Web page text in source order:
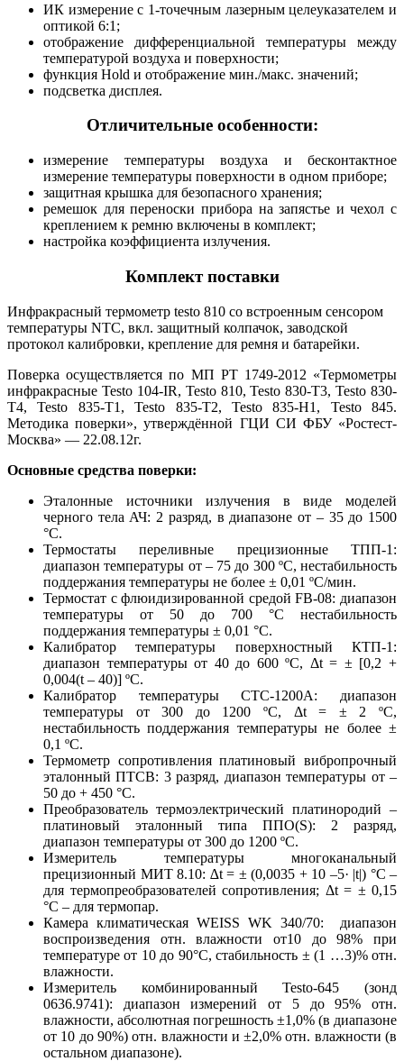
ИК измерение с 1-точечным лазерным целеуказателем и
оптикой 6:1;
отображение дифференциальной температуры между
температурой воздуха и поверхности;
функция Hold и отображение мин./макс. значений;
подсветка дисплея.
Отличительные особенности:
измерение температуры воздуха и бесконтактное
измерение температуры поверхности в одном приборе;
защитная крышка для безопасного хранения;
ремешок для переноски прибора на запястье и чехол с
креплением к ремню включены в комплект;
настройка коэффициента излучения.
Комплект поставки
Инфракрасный термометр testo 810 со встроенным сенсором
температуры NTC, вкл. защитный колпачок, заводской
протокол калибровки, крепление для ремня и батарейки.
Поверка осуществляется по МП РТ 1749-2012 «Термометры
инфракрасные Testo 104-IR, Testo 810, Testo 830-T3, Testo 830-
T4, Testo 835-Т1, Testo 835-Т2, Testo 835-Н1, Testo 845.
Методика поверки», утверждённой ГЦИ СИ ФБУ «Ростест-
Москва» — 22.08.12г.
Основные средства поверки:
Эталонные источники излучения в виде моделей
черного тела АЧ: 2 разряд, в диапазоне от – 35 до 1500
°С.
Термостаты переливные прецизионные ТПП-1:
диапазон температуры от – 75 до 300 ºС, нестабильность
поддержания температуры не более ± 0,01 ºС/мин.
Термостат с флюидизированной средой FB-08: диапазон
температуры от 50 до 700 °С нестабильность
поддержания температуры ± 0,01 °С.
Калибратор температуры поверхностный КТП-1:
диапазон температуры от 40 до 600 ºС, Δt = ± [0,2 +
0,004(t – 40)] ºС.
Калибратор температуры СТС-1200А: диапазон
температуры от 300 до 1200 ºС, Δt = ± 2 ºС,
нестабильность поддержания температуры не более ±
0,1 ºС.
Термометр сопротивления платиновый вибропрочный
эталонный ПТСВ: 3 разряд, диапазон температуры от –
50 до + 450 °С.
Преобразователь термоэлектрический платинородий –
платиновый эталонный типа ППО(S): 2 разряд,
диапазон температуры от 300 до 1200 ºС.
Измеритель температуры многоканальный
прецизионный МИТ 8.10: ∆t = ± (0,0035 + 10 –5· |t|) °С –
для термопреобразователей сопротивления; Δt = ± 0,15
°С – для термопар.
Камера климатическая WEISS WK 340/70: диапазон
воспроизведения отн. влажности от10 до 98% при
температуре от 10 до 90°С, стабильность ± (1 …3)% отн.
влажности.
Измеритель комбинированный Testo-645 (зонд
0636.9741): диапазон измерений от 5 до 95% отн.
влажности, абсолютная погрешность ±1,0% (в диапазоне
от 10 до 90%) отн. влажности и ±2,0% отн. влажности (в
остальном диапазоне).